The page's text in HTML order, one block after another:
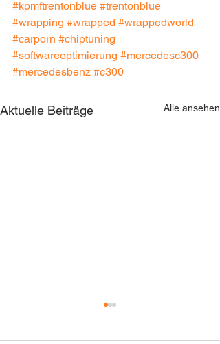
#kpmftrentonblue #trentonblue
#wrapping #wrapped #wrappedworld
#carporn #chiptuning
#softwareoptimierung #mercedesc300
#mercedesbenz #c300
Aktuelle Beiträge Alle ansehen